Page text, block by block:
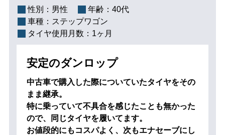
性別： 男性 年齢： 40代
車種： ステップワゴン
タイヤ使用月数： 1ヶ月
安定のダンロップ
中古車で購入した際についていたタイヤをその
まま継承。
特に乗っていて不具合を感じたことも無かった
ので、同じタイヤを履いてます。
お値段的にもコスパよく、次もエナセーブにし